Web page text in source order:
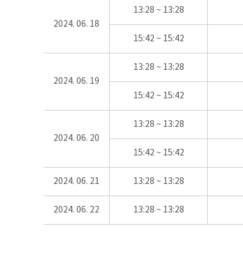
2024. 06. 18
13:28 ~ 13:28
15:42 ~ 15:42
2024. 06. 19
13:28 ~ 13:28
15:42 ~ 15:42
2024. 06. 20
13:28 ~ 13:28
15:42 ~ 15:42
2024. 06. 21 13:28 ~ 13:28
2024. 06. 22 13:28 ~ 13:28